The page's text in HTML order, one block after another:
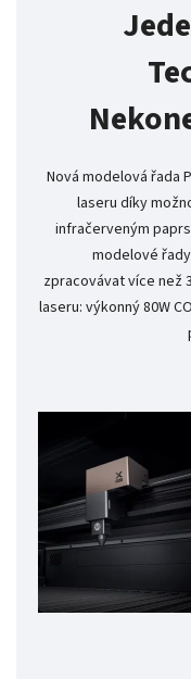
Nová modelová řada
laseru díky
infračerveným
modelové
zpracovávat více než
laseru: výkonný 80W